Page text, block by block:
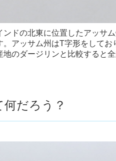
ンドの北東に位置したアッサ
。アッサム州はT字形をして
地のダージリンと比較すると
何だろう？